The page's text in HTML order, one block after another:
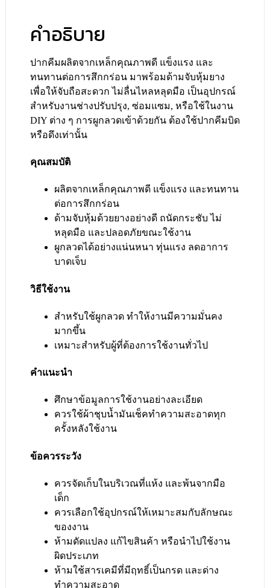
คำอธิบาย
ปากคีมผลิตจากเหล็กคุณภาพดี แข็งแรง และ
ทนทานต่อการสึกกร่อน มาพร้อมด้ามจับหุ้มยาง
เพื่อให้จับถือสะดวก ไม่ลื่นไหลหลุดมือ เป็นอุปกรณ์
สำหรับงานช่างปรับปรุง, ซ่อมแซม, หรือใช้ในงาน
DIY ต่าง ๆ การผูกลวดเข้าด้วยกัน ต้องใช้ปากคีมบิด
หรือดึงเท่านั้น
คุณสมบัติ
ผลิตจากเหล็กคุณภาพดี แข็งแรง และทนทาน
ต่อการสึกกร่อน
ด้ามจับหุ้มด้วยยางอย่างดี ถนัดกระชับ ไม่
หลุดมือ และปลอดภัยขณะใช้งาน
ผูกลวดได้อย่างแน่นหนา ทุ่นแรง ลดอาการ
บาดเจ็บ
วิธีใช้งาน
สำหรับใช้ผูกลวด ทำให้งานมีความมั่นคง
มากขึ้น
เหมาะสำหรับผู้ที่ต้องการใช้งานทั่วไป
คำแนะนำ
ศึกษาข้อมูลการใช้งานอย่างละเอียด
ควรใช้ผ้าชุบน้ำมันเช็คทำความสะอาดทุก
ครั้งหลังใช้งาน
ข้อควรระวัง
ควรจัดเก็บในบริเวณที่แห้ง และพ้นจากมือ
เด็ก
ควรเลือกใช้อุปกรณ์ให้เหมาะสมกับลักษณะ
ของงาน
ห้ามดัดแปลง แก้ไขสินค้า หรือนำไปใช้งาน
ผิดประเภท
ห้ามใช้สารเคมีที่มีฤทธิ์เป็นกรด และด่าง
ทำความสะอาด